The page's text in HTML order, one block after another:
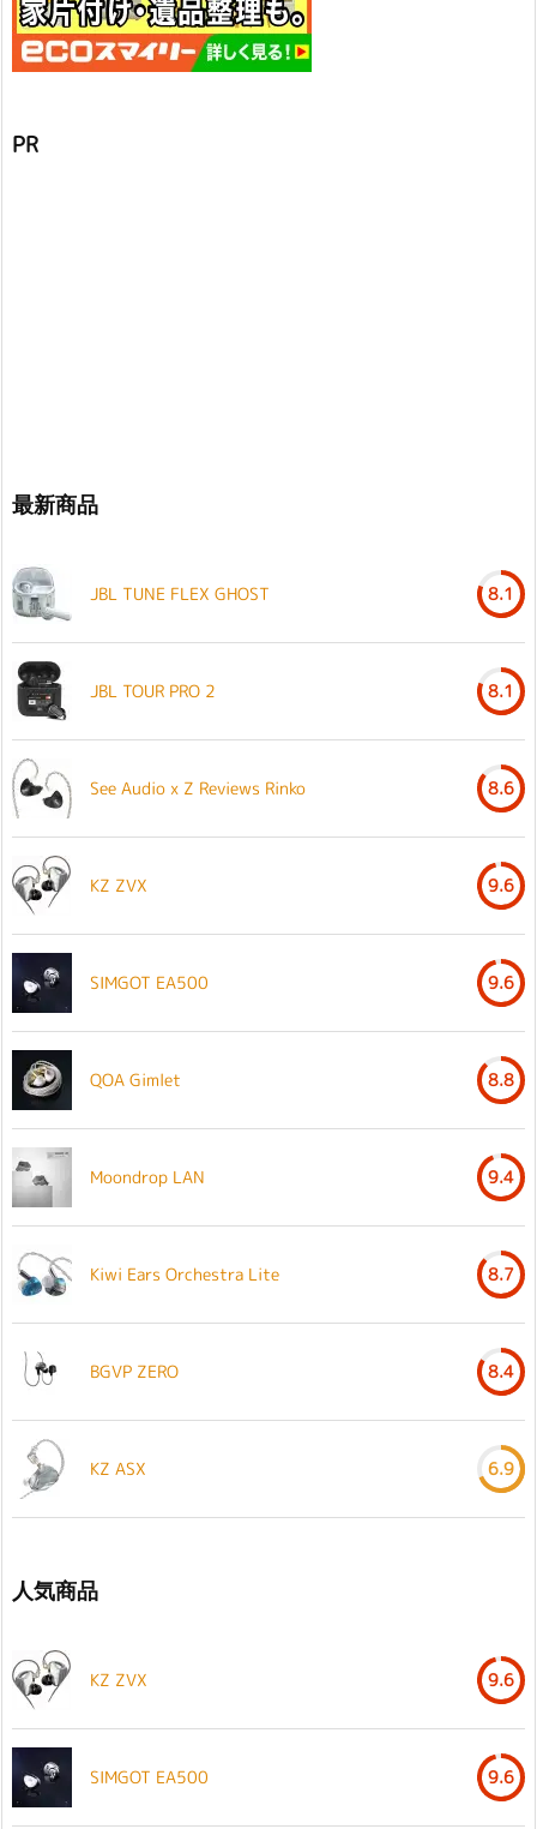
PR
最新商品
JBL TUNE FLEX GHOST 8.1
JBL TOUR PRO 2 8.1
See Audio x Z Reviews Rinko 8.6
KZ ZVX 9.6
SIMGOT EA500 9.6
QOA Gimlet 8.8
Moondrop LAN 9.4
Kiwi Ears Orchestra Lite 8.7
BGVP ZERO 8.4
KZ ASX 6.9
人気商品
KZ ZVX 9.6
SIMGOT EA500 9.6